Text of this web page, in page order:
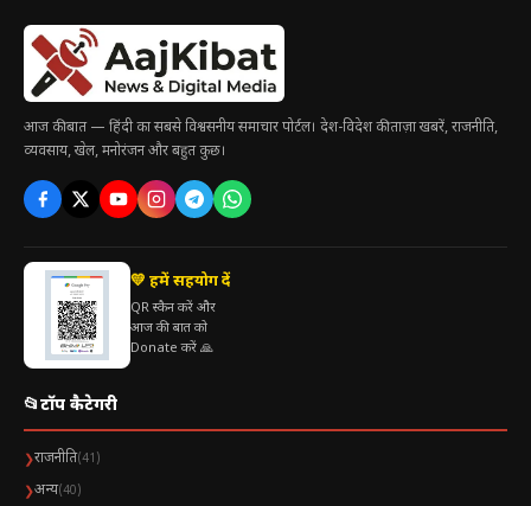
आज की बात — हिंदी का सबसे विश्वसनीय समाचार पोर्टल। देश-विदेश की ताज़ा खबरें, राजनीति,
व्यवसाय, खेल, मनोरंजन और बहुत कुछ।
💛 हमें सहयोग दें
QR स्कैन करें और
आज की बात को
Donate करें 🙏
📂टॉप कैटेगरी
❯राजनीति(41)
❯अन्य(40)